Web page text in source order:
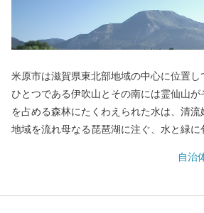
米原市は滋賀県東北部地域の中心に位置
ひとつである伊吹山とその南には霊仙山が
を占める森林にたくわえられた水は、清
地域を流れ母なる琵琶湖に注ぐ、水と緑に
長岡のゲンジボタル、醒井の梅花藻など美
自治